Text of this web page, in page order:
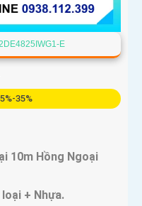
E
35%
10m Hồng Ngoại
+ Nhựa.